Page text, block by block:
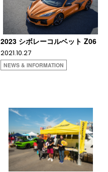
2023 シボレーコルベット Z06
2021.10.27
NEWS & INFORMATION